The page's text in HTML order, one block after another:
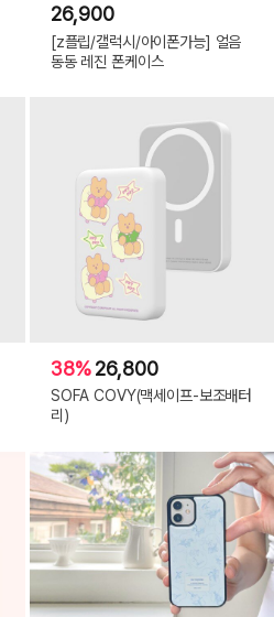
26,900
[z플립/갤럭시/아이폰가능] 얼음
동동 레진 폰케이스
38%26,800
SOFA COVY(맥세이프-보조배터
리)